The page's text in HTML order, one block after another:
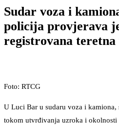
Sudar voza i
policija provjerava
registrovana teretna
Foto: RTCG
U Luci Bar u sudaru voza i kamiona,
tokom utvrđivanja uzroka i